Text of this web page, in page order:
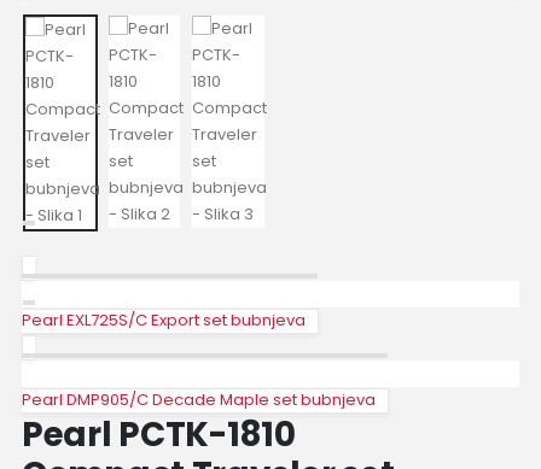
Pearl EXL725S/C Export set bubnjeva
Pearl DMP905/C Decade Maple set bubnjeva
Pearl PCTK-1810